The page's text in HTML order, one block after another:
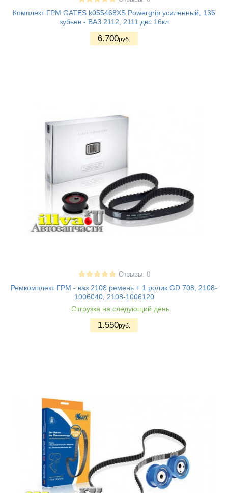
Комплект ГРМ GATES k055468XS Powergrip усиленный, 136
зубьев - ВАЗ 2112, 2111 двс 16кл
6.700руб.
Отзывы: 0
Ремкомплект ГРМ - ваз 2108 ремень + 1 ролик GD 708, 2108-
1006040, 2108-1006120
Отгрузка на следующий день
1.550руб.